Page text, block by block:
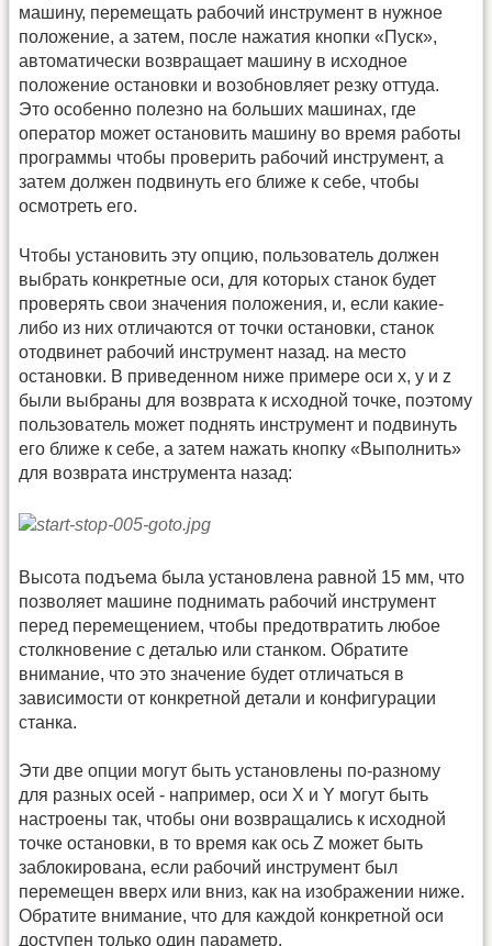
машину, перемещать рабочий инструмент в нужное
положение, а затем, после нажатия кнопки «Пуск»,
автоматически возвращает машину в исходное
положение остановки и возобновляет резку оттуда.
Это особенно полезно на больших машинах, где
оператор может остановить машину во время работы
программы чтобы проверить рабочий инструмент, а
затем должен подвинуть его ближе к себе, чтобы
осмотреть его.
Чтобы установить эту опцию, пользователь должен
выбрать конкретные оси, для которых станок будет
проверять свои значения положения, и, если какие-
либо из них отличаются от точки остановки, станок
отодвинет рабочий инструмент назад. на место
остановки. В приведенном ниже примере оси x, y и z
были выбраны для возврата к исходной точке, поэтому
пользователь может поднять инструмент и подвинуть
его ближе к себе, а затем нажать кнопку «Выполнить»
для возврата инструмента назад:
Высота подъема была установлена ​​равной 15 мм, что
позволяет машине поднимать рабочий инструмент
перед перемещением, чтобы предотвратить любое
столкновение с деталью или станком. Обратите
внимание, что это значение будет отличаться в
зависимости от конкретной детали и конфигурации
станка.
Эти две опции могут быть установлены по-разному
для разных осей - например, оси X и Y могут быть
настроены так, чтобы они возвращались к исходной
точке остановки, в то время как ось Z может быть
заблокирована, если рабочий инструмент был
перемещен вверх или вниз, как на изображении ниже.
Обратите внимание, что для каждой конкретной оси
доступен только один параметр.